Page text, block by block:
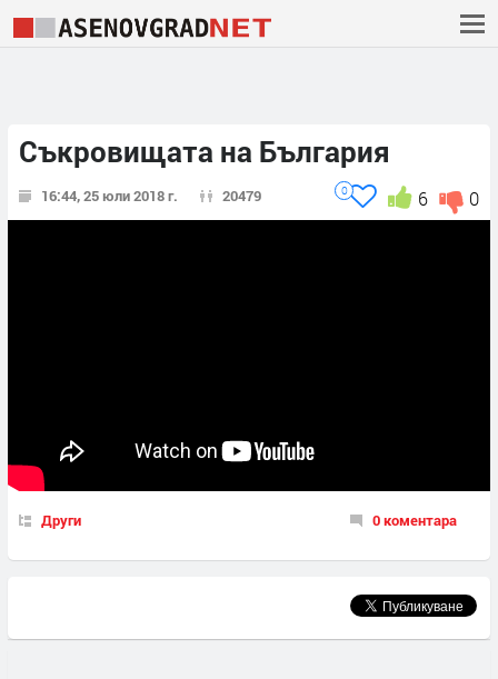
Съкровищата на България
16:44, 25 юли 2018 г. 20479 0
6
0
Други 0 коментара